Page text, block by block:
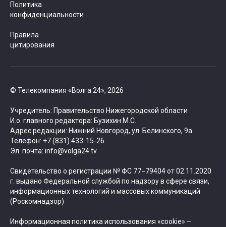
© Телекомпания «Волга 24», 2026
Учредитель: Правительство Нижегородской области
И.о. главного редактора: Бузихин М.С.
Адрес редакции: Нижний Новгород, ул. Белинского, 9а
Телефон: +7 (831) 433-15-26
Эл. почта: info@volga24.tv
Свидетельство о регистрации № ФС 77−79404 от 02.11.2020
г. выдано Федеральной службой по надзору в сфере связи,
информационных технологий и массовых коммуникаций
(Роскомнадзор)
Информационная политика использования «cookie» –
Политика
конфиденциальности
Правила
цитирования